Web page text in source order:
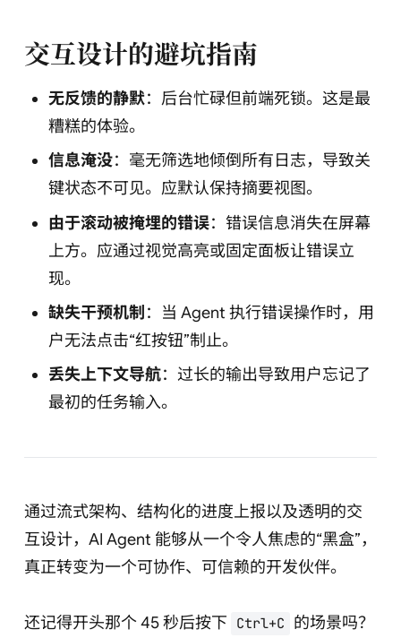
交互设计的避坑指南
无反馈的静默：后台忙碌但前端死锁。这是最
糟糕的体验。
信息淹没：毫无筛选地倾倒所有日志，导致关
键状态不可见。应默认保持摘要视图。
由于滚动被掩埋的错误：错误信息消失在屏幕
上方。应通过视觉高亮或固定面板让错误立
现。
缺失干预机制 ：当 Agent 执行错误操作时，用
户无法点击“红按钮”制止。
丢失上下文导航：过长的输出导致用户忘记了
最初的任务输入。
通过流式架构、结构化的进度上报以及透明的交
互设计，AI Agent 能够从一个令人焦虑的“黑盒”，
真正转变为一个可协作、可信赖的开发伙伴。
还记得开头那个 45 秒后按下 Ctrl+C 的场景吗？